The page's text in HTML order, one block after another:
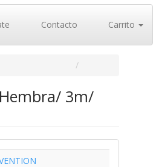
Contacto Carrito
3m/